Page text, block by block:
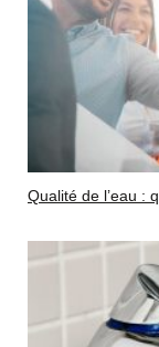
Qualité de l’eau :